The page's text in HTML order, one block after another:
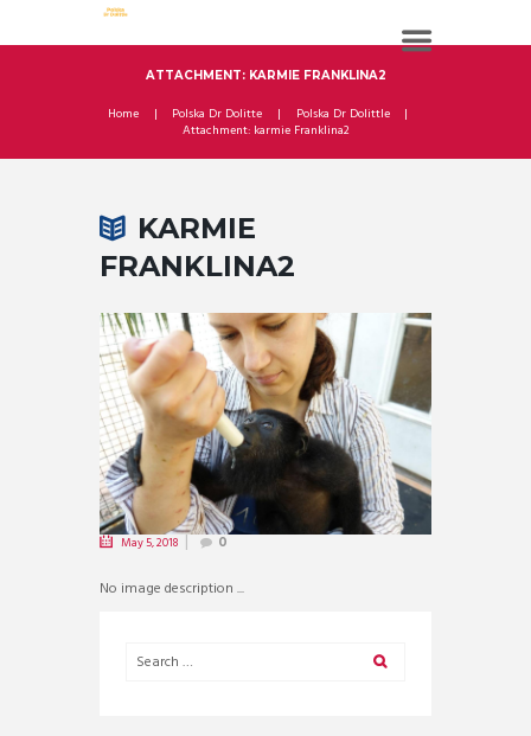
ATTACHMENT: KARMIE FRANKLINA2
Home Polska Dr Dolitte
Polska Dr Dolittle
Attachment: karmie Franklina2
KARMIE
FRANKLINA2
May 5, 2018 0
No image description ...